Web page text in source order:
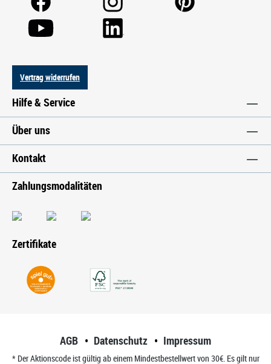
Vertrag widerrufen
Hilfe & Service
Über uns
Kontakt
Zahlungsmodalitäten
Zertifikate
AGB Datenschutz Impressum
* Der Aktionscode ist gültig ab einem Mindestbestellwert von 30€. Es gilt nur